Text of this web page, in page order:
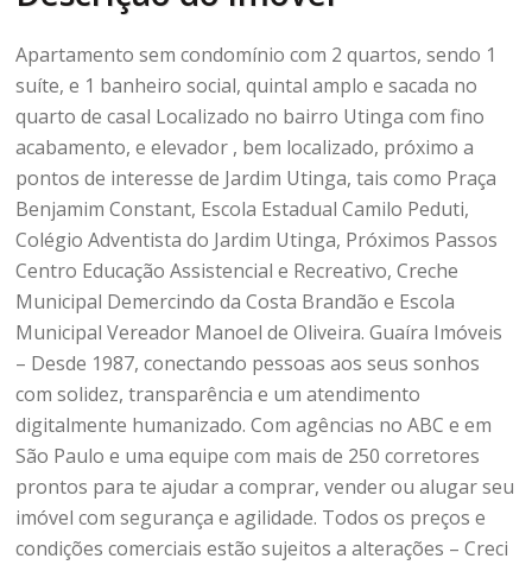
Apartamento sem condomínio com 2 quartos, sendo 1
suíte, e 1 banheiro social, quintal amplo e sacada no
quarto de casal Localizado no bairro Utinga com fino
acabamento, e elevador , bem localizado, próximo a
pontos de interesse de Jardim Utinga, tais como Praça
Benjamim Constant, Escola Estadual Camilo Peduti,
Colégio Adventista do Jardim Utinga, Próximos Passos
Centro Educação Assistencial e Recreativo, Creche
Municipal Demercindo da Costa Brandão e Escola
Municipal Vereador Manoel de Oliveira. Guaíra Imóveis
– Desde 1987, conectando pessoas aos seus sonhos
com solidez, transparência e um atendimento
digitalmente humanizado. Com agências no ABC e em
São Paulo e uma equipe com mais de 250 corretores
prontos para te ajudar a comprar, vender ou alugar seu
imóvel com segurança e agilidade. Todos os preços e
condições comerciais estão sujeitos a alterações – Creci